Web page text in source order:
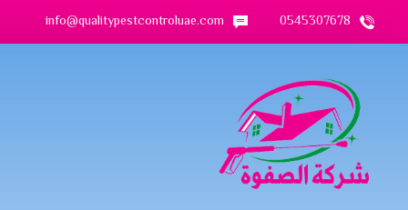
0545307678
info@qualitypestcontroluae.com